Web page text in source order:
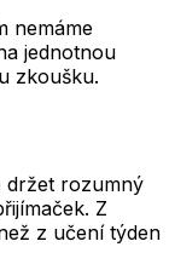
nemáme
jednotnou
zkoušku.
držet rozumný
Z
z učení týden